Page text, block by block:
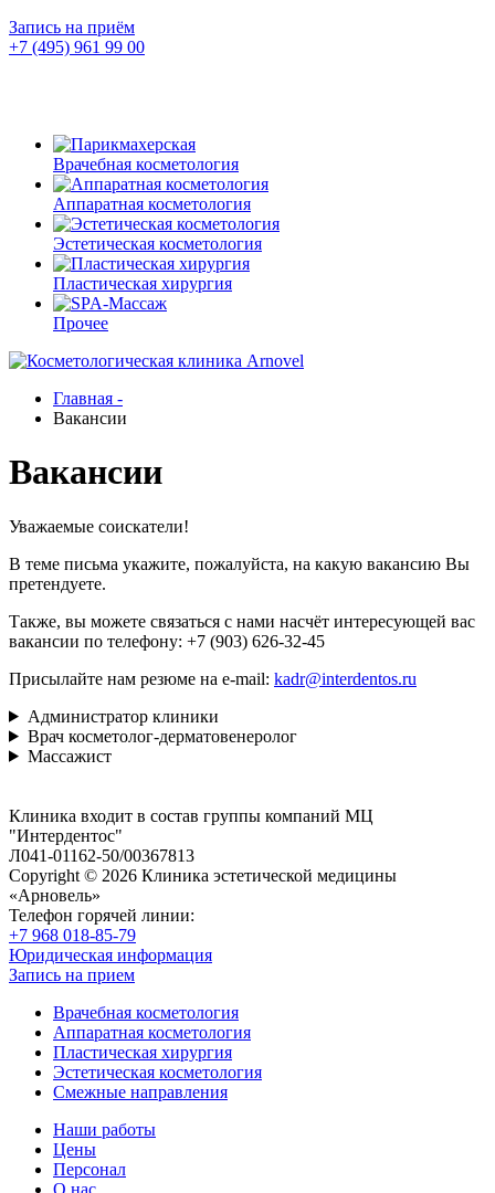
Запись на приём
+7 (495) 961 99 00
Врачебная косметология
Аппаратная косметология
Эстетическая косметология
Пластическая хирургия
Прочее
Главная -
Вакансии
Вакансии
Уважаемые соискатели!
В теме письма укажите, пожалуйста, на какую вакансию Вы
претендуете.
Также, вы можете связаться с нами насчёт интересующей вас
вакансии по телефону: +7 (903) 626-32-45
Присылайте нам резюме на e-mail: kadr@interdentos.ru
Администратор клиники
Врач косметолог-дерматовенеролог
Массажист
Клиника входит в состав группы компаний МЦ
"Интердентос"
Л041-01162-50/00367813
Copyright © 2026 Клиника эстетической медицины
«Арновель»
Телефон горячей линии:
+7 968 018-85-79
Юридическая информация
Запись на прием
Врачебная косметология
Аппаратная косметология
Пластическая хирургия
Эстетическая косметология
Смежные направления
Наши работы
Цены
Персонал
О нас